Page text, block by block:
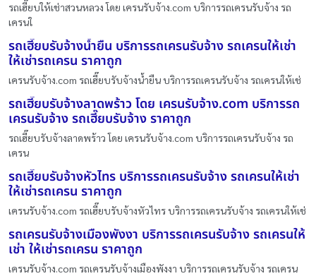
รถเฮี๊ยบให้เช่าสวนหลวง โดย เครนรับจ้าง.com บริการรถเครนรับจ้าง รถ
เครนใ
รถเฮี๊ยบรับจ้างน้ำยืน บริการรถเครนรับจ้าง รถเครนให้เช่า
ให้เช่ารถเครน ราคาถูก
เครนรับจ้าง.com รถเฮี๊ยบรับจ้างน้ำยืน บริการรถเครนรับจ้าง รถเครนให้เช่
รถเฮี๊ยบรับจ้างลาดพร้าว โดย เครนรับจ้าง.com บริการรถ
เครนรับจ้าง รถเฮี๊ยบรับจ้าง ราคาถูก
รถเฮี๊ยบรับจ้างลาดพร้าว โดย เครนรับจ้าง.com บริการรถเครนรับจ้าง รถ
เครน
รถเฮี๊ยบรับจ้างหัวไทร บริการรถเครนรับจ้าง รถเครนให้เช่า
ให้เช่ารถเครน ราคาถูก
เครนรับจ้าง.com รถเฮี๊ยบรับจ้างหัวไทร บริการรถเครนรับจ้าง รถเครนให้เช่
รถเครนรับจ้างเมืองพังงา บริการรถเครนรับจ้าง รถเครนให้
เช่า ให้เช่ารถเครน ราคาถูก
เครนรับจ้าง.com รถเครนรับจ้างเมืองพังงา บริการรถเครนรับจ้าง รถเครน